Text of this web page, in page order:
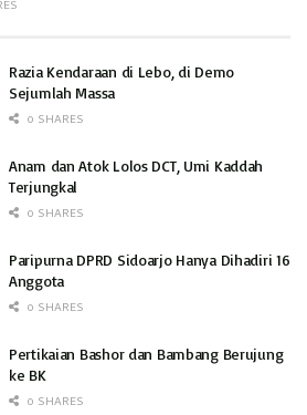
yang komprehensif.
menutup acara Penetapan DPT
dan dokumentasi Berita Acara
Acara, serta A-Data Pemilih
Razia Kendaraan di Lebo, di Demo
Sejumlah Massa
0 SHARES
Anam dan Atok Lolos DCT, Umi Kaddah
Terjungkal
0 SHARES
Paripurna DPRD Sidoarjo Hanya Dihadiri 16
Anggota
0 SHARES
Pertikaian Bashor dan Bambang Berujung
ke BK
0 SHARES